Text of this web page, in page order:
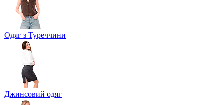
Одяг з Туреччини
Джинсовий одяг